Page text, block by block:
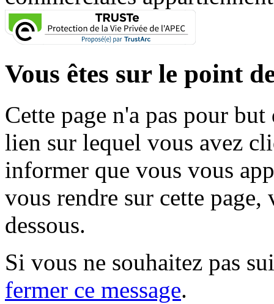
Vous êtes sur le point
Cette page n'a pas pour
lien sur lequel vous avez
informer que vous vous
vous rendre sur cette
dessous.
Si vous ne souhaitez pas
fermer ce message.